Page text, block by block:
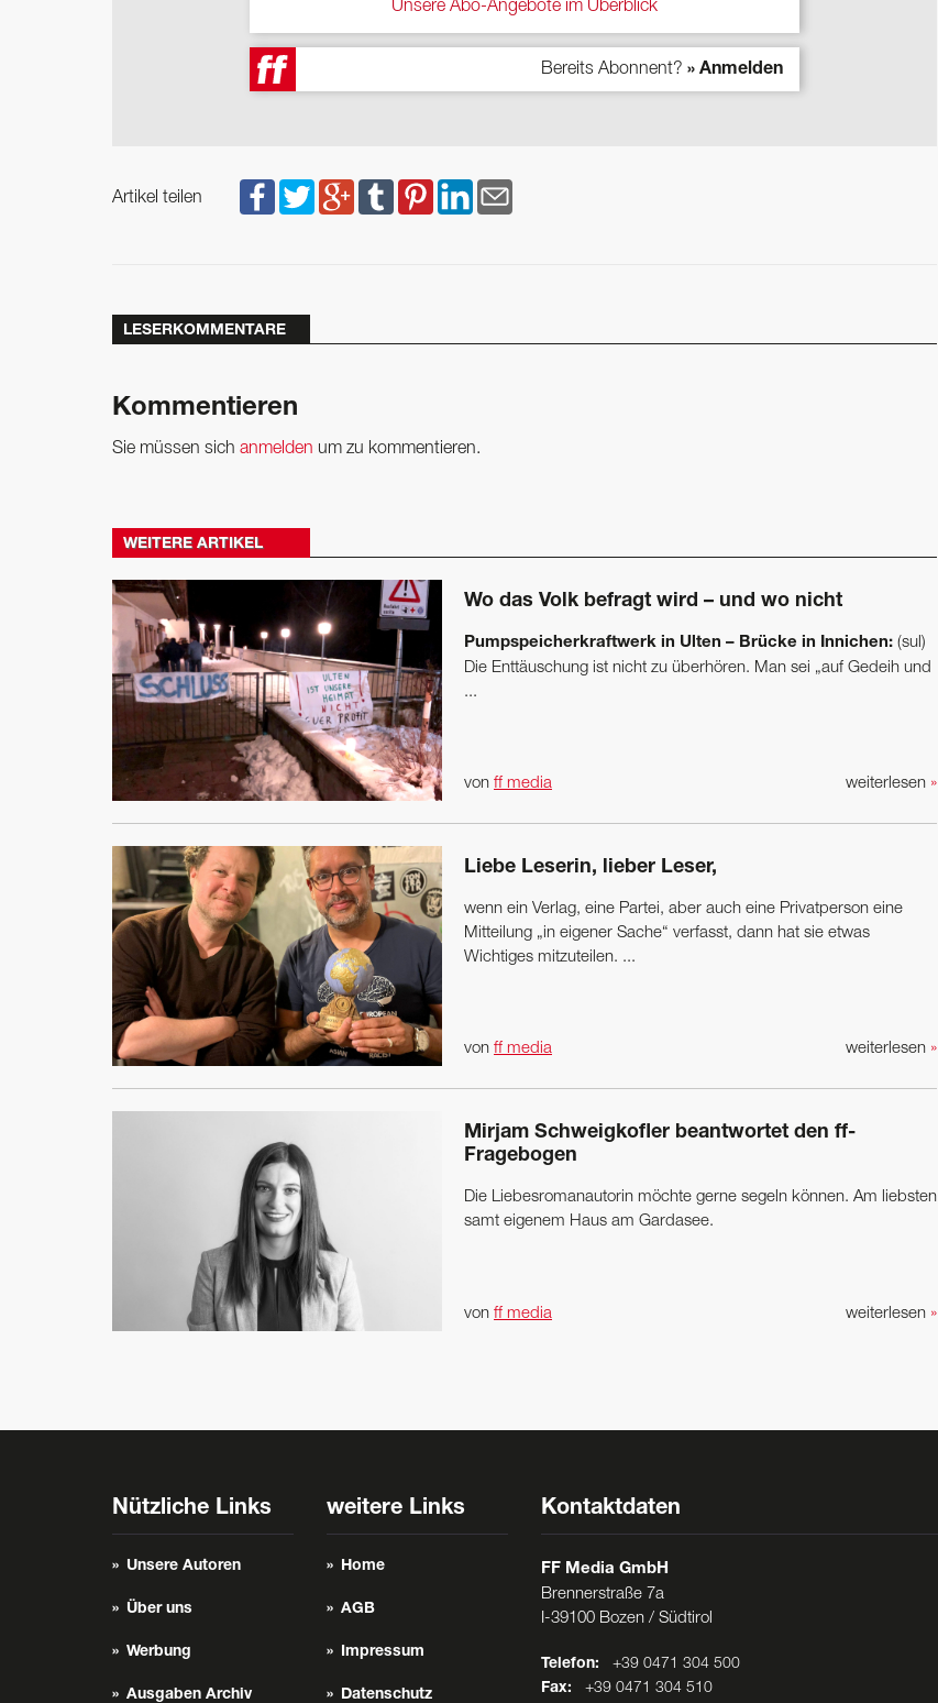
Unsere Abo-Angebote im Überblick
Bereits Abonnent? » Anmelden
Artikel teilen
LESERKOMMENTARE
Kommentieren
Sie müssen sich anmelden um zu kommentieren.
WEITERE ARTIKEL
Wo das Volk befragt wird – und wo nicht
Pumpspeicherkraftwerk in Ulten – Brücke in Innichen: (sul)
Die Enttäuschung ist nicht zu überhören. Man sei „auf Gedeih und
...
weiterlesen »
von ff media
Liebe Leserin, lieber Leser,
wenn ein Verlag, eine Partei, aber auch eine Privatperson eine
Mitteilung „in eigener Sache“ verfasst, dann hat sie etwas
Wichtiges mitzuteilen. ...
weiterlesen »
von ff media
Mirjam Schweigkofler beantwortet den ff-
Fragebogen
Die Liebesromanautorin möchte gerne segeln können. Am liebsten
samt eigenem Haus am Gardasee.
weiterlesen »
von ff media
Nützliche Links
Unsere Autoren
Über uns
Werbung
Ausgaben Archiv
weitere Links
Home
AGB
Impressum
Datenschutz
Kontaktdaten
FF Media GmbH
Brennerstraße 7a
I-39100 Bozen / Südtirol
Telefon: +39 0471 304 500
Fax: +39 0471 304 510